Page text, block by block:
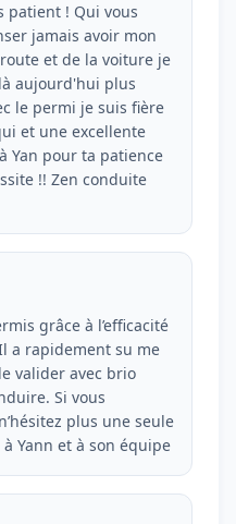
! Qui vous
jamais avoir mon
et de la voiture je
aujourd'hui plus
le permi je suis fière
et une excellente
Yan pour ta patience
!! Zen conduite
grâce à l’efficacité
a rapidement su me
valider avec brio
Si vous
plus une seule
Yann et à son équipe